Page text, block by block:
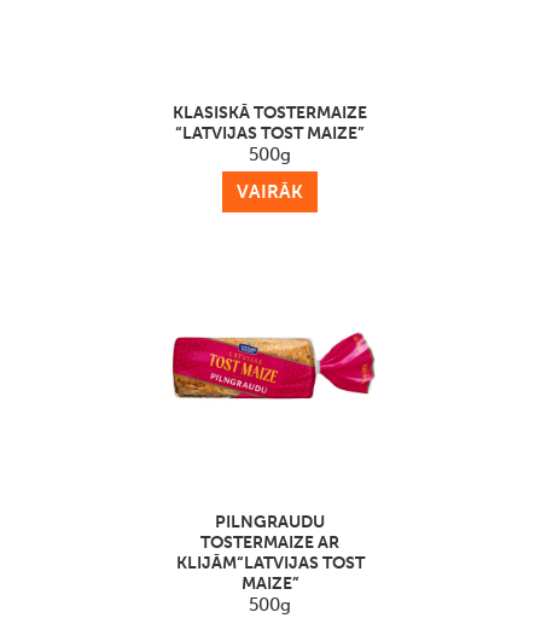
KLASISKĀ TOSTERMAIZE
“LATVIJAS TOST MAIZE”
500g
VAIRĀK
PILNGRAUDU
TOSTERMAIZE AR
KLIJĀM“LATVIJAS TOST
MAIZE”
500g